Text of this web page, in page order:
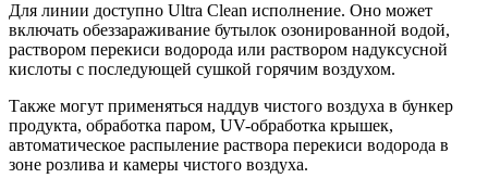
Для линии доступно Ultra Clean исполнение. Оно может
включать обеззараживание бутылок озонированной водой,
раствором перекиси водорода или раствором надуксусной
кислоты с последующей сушкой горячим воздухом.
Также могут применяться наддув чистого воздуха в бункер
продукта, обработка паром, UV-обработка крышек,
автоматическое распыление раствора перекиси водорода в
зоне розлива и камеры чистого воздуха.